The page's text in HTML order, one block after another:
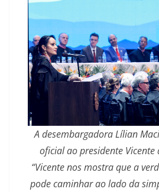
A desembargadora Lílian
oficial ao presidente Vicente
“Vicente nos mostra que a
pode caminhar ao lado da